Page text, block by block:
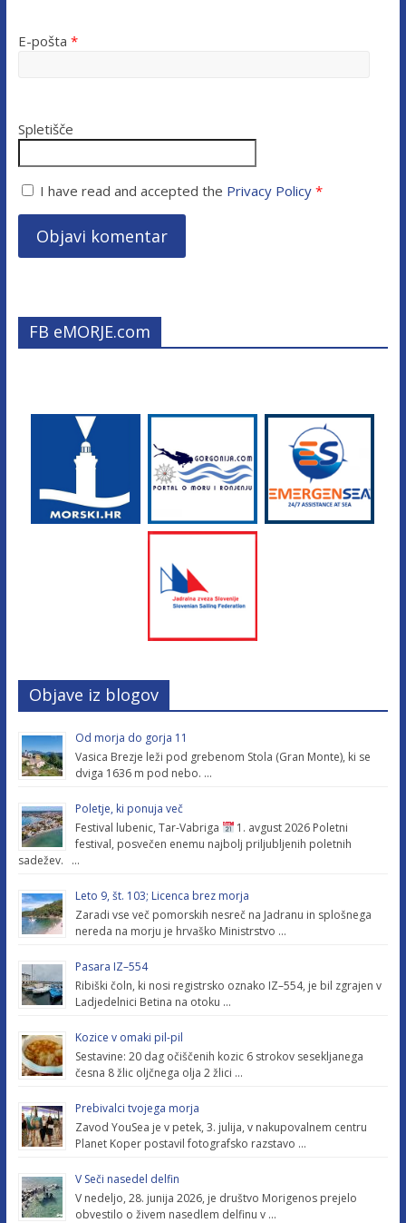
E-pošta *
Spletišče
I have read and accepted the Privacy Policy*
FB eMORJE.com
Objave iz blogov
Od morja do gorja 11
Vasica Brezje leži pod grebenom Stola (Gran Monte), ki se
dviga 1636 m pod nebo. …
Poletje, ki ponuja več
Festival lubenic, Tar-Vabriga
1. avgust 2026 Poletni
festival, posvečen enemu najbolj priljubljenih poletnih
sadežev. …
Leto 9, št. 103; Licenca brez morja
Zaradi vse več pomorskih nesreč na Jadranu in splošnega
nereda na morju je hrvaško Ministrstvo …
Pasara IZ–554
Ribiški čoln, ki nosi registrsko oznako IZ–554, je bil zgrajen v
Ladjedelnici Betina na otoku …
Kozice v omaki pil-pil
Sestavine: 20 dag očiščenih kozic 6 strokov sesekljanega
česna 8 žlic oljčnega olja 2 žlici …
Prebivalci tvojega morja
Zavod YouSea je v petek, 3. julija, v nakupovalnem centru
Planet Koper postavil fotografsko razstavo …
V Seči nasedel delfin
V nedeljo, 28. junija 2026, je društvo Morigenos prejelo
obvestilo o živem nasedlem delfinu v …